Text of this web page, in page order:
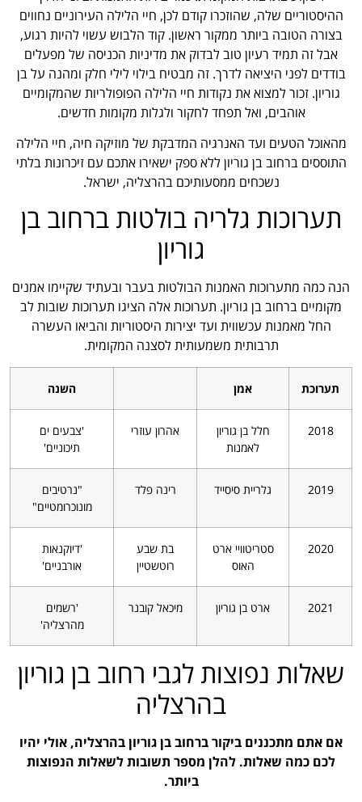
ההיסטוריים שלה, שהוזכרו קודם לכן, חיי הלילה העירוניים נחווים
בצורה הטובה ביותר ממקור ראשון. קוד הלבוש עשוי להיות רגוע,
אבל זה תמיד רעיון טוב לבדוק את מדיניות הכניסה של מפעלים
בודדים לפני היציאה לדרך. זה מבטיח בילוי לילי חלק ומהנה על בן
גוריון. זכור למצוא את נקודות חיי הלילה הפופולריות שהמקומיים
אוהבים, ואל תפחד לחקור ולגלות מקומות חדשים.
מהאוכל הטעים ועד האנרגיה המדבקת של מוזיקה חיה, חיי הלילה
התוססים ברחוב בן גוריון ללא ספק ישאירו אתכם עם זיכרונות בלתי
נשכחים ממסעותיכם בהרצליה, ישראל.
תערוכות גלריה בולטות ברחוב בן
גוריון
הנה כמה מתערוכות האמנות הבולטות בעבר ובעתיד שקיימו אמנים
מקומיים ברחוב בן גוריון. תערוכות אלה הציגו תערוכות שובות לב
החל מאמנות עכשווית ועד יצירות היסטוריות והביאו העשרה
תרבותית משמעותית לסצנה המקומית.
תערוכת אמן השנה
2018
חלל בן גוריון
לאמנות
אהרון עוזרי
'צבעים ים
תיכוניים'
2019 גלריית סיסייד רינה פלד
"נרטיבים
מונוכרומטיים"
2020
סטריטוויי ארט
האוס
בת שבע
רוטשטיין
'דיוקנאות
אורבניים'
2021 ארט בן גוריון מיכאל קובנר
'רשמים
מהרצליה'
שאלות נפוצות לגבי רחוב בן גוריון
בהרצליה
אם אתם מתכננים ביקור ברחוב בן גוריון בהרצליה, אולי יהיו
לכם כמה שאלות. להלן מספר תשובות לשאלות הנפוצות
ביותר.